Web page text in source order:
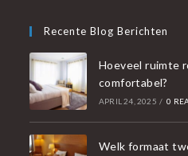
Recente Blog Berichten
Hoeveel ruimte
comfortabel?
APRIL 24, 2025 / 0
Welk formaat